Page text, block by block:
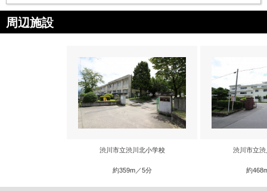
周辺施設
渋川市立渋川北小学校
約359m／5分
渋川市立
約